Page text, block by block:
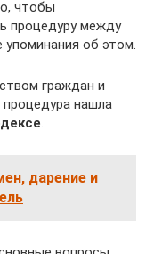
чтобы
процедуру между
упоминания об этом.
граждан и
нашла
.
дарение и